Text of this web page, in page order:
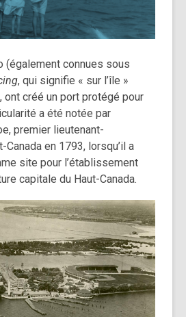
(également connues sous
, qui signifie « sur l’île »
ont créé un port protégé pour
a été notée par
premier lieutenant-
Canada en 1793, lorsqu’il a
site pour l’établissement
capitale du Haut-Canada.